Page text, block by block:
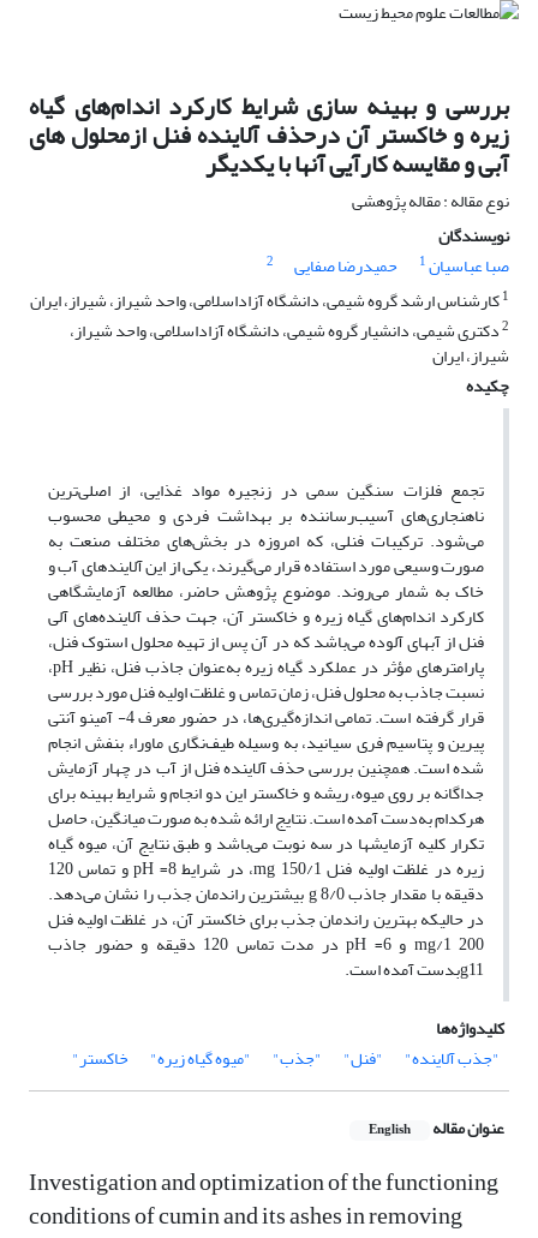
بررسی و بهینه سازی شرایط کارکرد اندام‌های گیاه
زیره و خاکستر آن درحذف آلاینده‌ فنل ازمحلول های
آبی و مقایسه کارآیی آنها با یکدیگر
نوع مقاله : مقاله پژوهشی
نویسندگان
صبا عباسیان1 حمیدرضا صفایی
2
1کارشناس ارشد گروه شیمی، دانشگاه آزاداسلامی، واحد شیراز، شیراز، ایران
2دکتری شیمی، دانشیار گروه شیمی، دانشگاه آزاداسلامی، واحد شیراز،
شیراز، ایران
چکیده
تجمع فلزات سنگین سمی در زنجیره مواد غذایی، از اصلی‌ترین
ناهنجاری‌های آسیب‌رساننده بر بهداشت فردی و محیطی محسوب
می‌شود. ترکیبات فنلی، که امروزه در بخش‌های مختلف صنعت به
صورت وسیعی مورد استفاده قرار می‌گیرند، یکی از این آلایند‌های آب و
خاک به شمار می‌روند. موضوع پژوهش حاضر، مطالعه آزمایشگاهی
کارکرد اندام‌های گیاه زیره و خاکستر آن، جهت حذف آلاینده‌های آلی
فنل از آبهای آلوده می‌باشد که در آن پس از تهیه محلول استوک فنل،
پارامترهای مؤثر در عملکرد گیاه زیره به‌عنوان جاذب فنل، نظیر pH،
نسبت جاذب به محلول فنل، زمان تماس و غلظت اولیه فنل مورد بررسی
قرار گرفته است. تمامی اندازه‌گیری‌ها، در حضور معرف 4- آمینو آنتی
پیرین و پتاسیم فری سیانید، به وسیله طیف‌نگاری ماوراء بنفش انجام
شده است. همچنین بررسی حذف آلاینده فنل از آب در چهار آزمایش
جداگانه بر روی میوه، ریشه و خاکستر این دو انجام و شرایط بهینه برای
هرکدام به‌دست آمده است. نتایج ارائه شده به صورت میانگین، حاصل
تکرار کلیه آزمایشها در سه نوبت می‌باشد و طبق نتایج آن، میوه گیاه
زیره در غلظت اولیه فنل 1/mg 150، در شرایط 8= pH و تماس 120
دقیقه با مقدار جاذب g 8/0 بیشترین راندمان جذب را نشان می‌دهد.
در حالیکه بهترین راندمان جذب برای خاکستر آن، در غلظت اولیه فنل
mg/1 200 و 6= pH در مدت تماس 120 دقیقه و حضور جاذب
g11بدست آمده است.
کلیدواژه‌ها
"جذب آلاینده"
"فنل" "جذب" "میوه گیاه زیره" خاکستر"
عنوان مقاله English
Investigation and optimization of the functioning
conditions of cumin and its ashes in removing